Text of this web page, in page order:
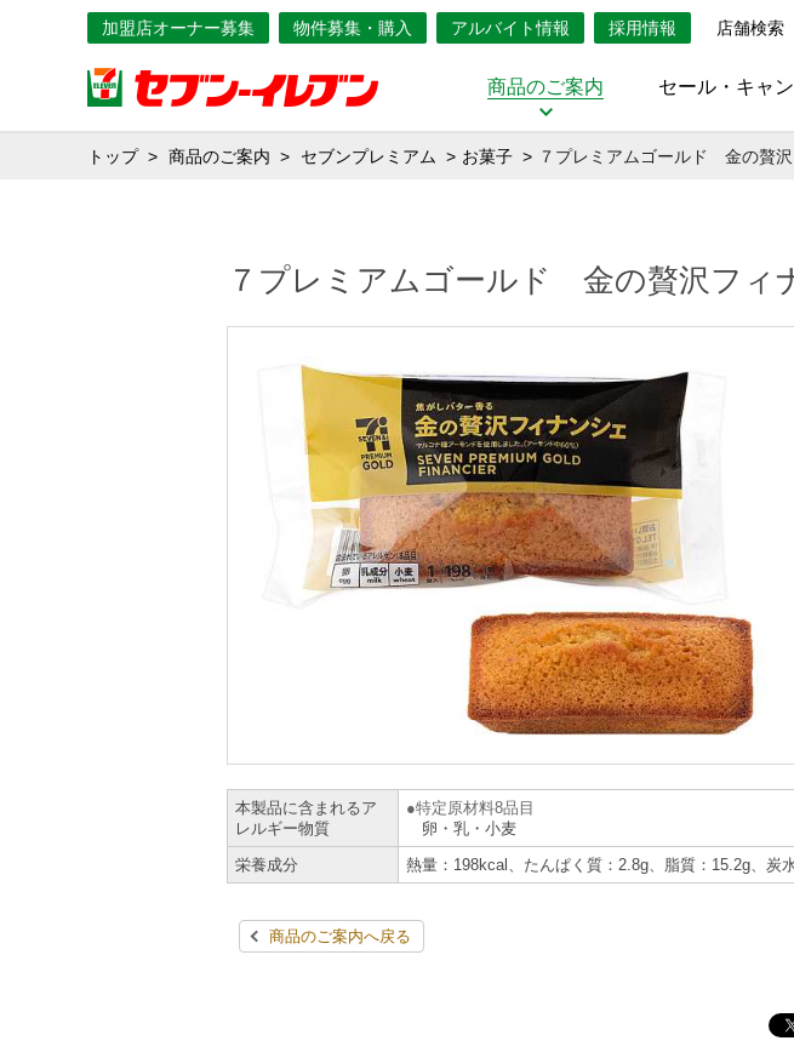
加盟店オーナー募集 物件募集・購入 アルバイト情報 採用情報 店舗検索
商品のご案内 セール・キャ
トップ 商品のご案内 セブンプレミアム お菓子 ７プレミアムゴールド 金の贅沢
７プレミアムゴールド 金の贅沢フィ
本製品に含まれるア
レルギー物質
特定原材料8品目
卵・乳・小麦
栄養成分
熱量：198kcal、たんぱく質：2.8g、脂質：15.2g、炭
商品のご案内へ戻る